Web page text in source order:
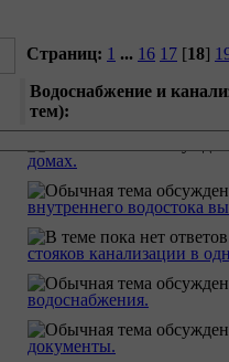
Страниц: 1 ... 16 17 [18]
Водоснабжение и
тем):
домах.
внутреннего водостока
стояков канализации в
водоснабжения.
документы.